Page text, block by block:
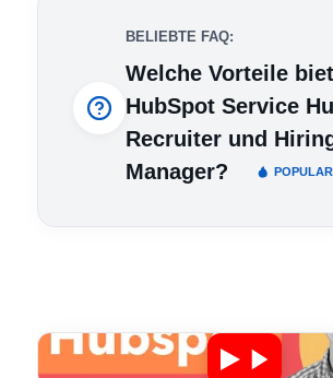
BELIEBTE FAQ:
Welche Vorteile
HubSpot Service
Recruiter und
Manager?
POPULAR